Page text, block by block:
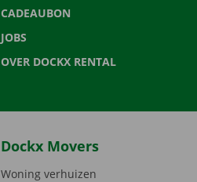
CADEAUBON
JOBS
OVER DOCKX RENTAL
Dockx Movers
Woning verhuizen